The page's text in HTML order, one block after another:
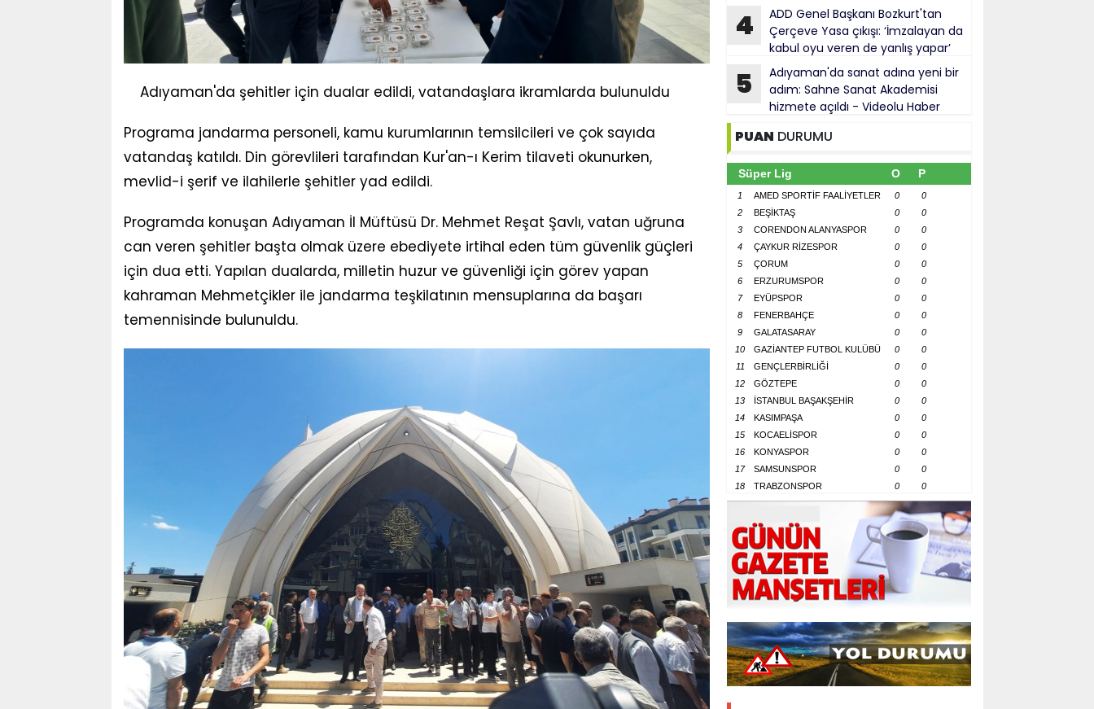
Adıyaman'da şehitler için dualar edildi, vatandaşlara ikramlarda bulunuldu
Programa jandarma personeli, kamu kurumlarının temsilcileri ve çok sayıda
vatandaş katıldı. Din görevlileri tarafından Kur'an-ı Kerim tilaveti okunurken,
mevlid-i şerif ve ilahilerle şehitler yad edildi.
Programda konuşan Adıyaman İl Müftüsü Dr. Mehmet Reşat Şavlı, vatan uğruna
can veren şehitler başta olmak üzere ebediyete irtihal eden tüm güvenlik güçleri
için dua etti. Yapılan dualarda, milletin huzur ve güvenliği için görev yapan
kahraman Mehmetçikler ile jandarma teşkilatının mensuplarına da başarı
temennisinde bulunuldu.
4
ADD Genel Başkanı Bozkurt'tan
Çerçeve Yasa çıkışı: ‘İmzalayan da
kabul oyu veren de yanlış yapar’
5
Adıyaman'da sanat adına yeni bir
adım: Sahne Sanat Akademisi
hizmete açıldı - Videolu Haber
PUAN DURUMU
Süper Lig O P
1 AMED SPORTİF FAALİYETLER 0
0
2
BEŞİKTAŞ 0
0
3
CORENDON ALANYASPOR 0
0
4
ÇAYKUR RİZESPOR 0
0
5
ÇORUM 0
0
6
ERZURUMSPOR 0
0
7
EYÜPSPOR 0
0
8
FENERBAHÇE 0
0
9
GALATASARAY 0
0
10
GAZİANTEP FUTBOL KULÜBÜ 0
0
11
GENÇLERBİRLİĞİ 0
0
12
GÖZTEPE 0
0
13
İSTANBUL BAŞAKŞEHİR 0
0
14
KASIMPAŞA 0
0
15
KOCAELİSPOR 0
0
16
KONYASPOR 0
0
17
SAMSUNSPOR 0
0
18
TRABZONSPOR 0 0